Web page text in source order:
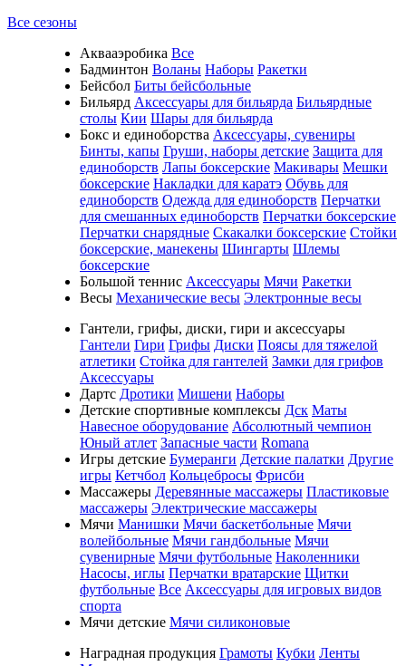
Все сезоны
Аквааэробика Все
Бадминтон Воланы Наборы Ракетки
Бейсбол Биты бейсбольные
Бильярд Аксессуары для бильярда Бильярдные
столы Кии Шары для бильярда
Бокс и единоборства Аксессуары, сувениры
Бинты, капы Груши, наборы детские Защита для
единоборств Лапы боксерские Макивары Мешки
боксерские Накладки для каратэ Обувь для
единоборств Одежда для единоборств Перчатки
для смешанных единоборств Перчатки боксерские
Перчатки снарядные Скакалки боксерские Стойки
боксерские, манекены Шингарты Шлемы
боксерские
Большой теннис Аксессуары Мячи Ракетки
Весы Механические весы Электронные весы
Гантели, грифы, диски, гири и аксессуары
Гантели Гири Грифы Диски Поясы для тяжелой
атлетики Стойка для гантелей Замки для грифов
Аксессуары
Дартс Дротики Мишени Наборы
Детские спортивные комплексы Дск Маты
Навесное оборудование Абсолютный чемпион
Юный атлет Запасные части Romana
Игры детские Бумеранги Детские палатки Другие
игры Кетчбол Кольцебросы Фрисби
Массажеры Деревянные массажеры Пластиковые
массажеры Электрические массажеры
Мячи Манишки Мячи баскетбольные Мячи
волейбольные Мячи гандбольные Мячи
сувенирные Мячи футбольные Наколенники
Насосы, иглы Перчатки вратарские Щитки
футбольные Все Аксессуары для игровых видов
спорта
Мячи детские Мячи силиконовые
Наградная продукция Грамоты Кубки Ленты